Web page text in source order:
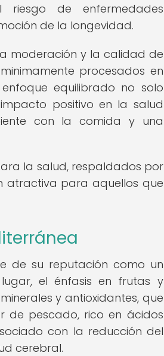
de enfermedades
de la longevidad.
moderación y la calidad de
procesados en
equilibrado no solo
positivo en la salud
con la comida y una
la salud, respaldados por
atractiva para aquellos que
de su reputación como un
el énfasis en frutas y
y antioxidantes, que
de pescado, rico en ácidos
con la reducción del
cerebral.